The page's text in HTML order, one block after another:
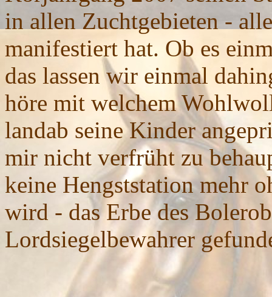
in allen Zuchtgebieten -
manifestiert hat. Ob es
das lassen wir einmal
höre mit welchem
landab seine Kinder
mir nicht verfrüht zu
keine Hengststation mehr
wird - das Erbe des
Lordsiegelbewahrer